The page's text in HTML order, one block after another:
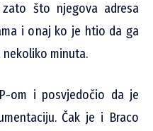
što njegova adresa
i onaj ko je htio da ga
minuta.
om i posvjedočio da je
Čak je i Braco